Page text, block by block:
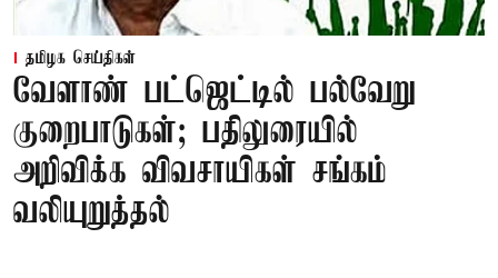
தமிழக செய்திகள்
வேளாண் பட்ஜெட்டில் பல்வேறு
குறைபாடுகள்; பதிலுரையில்
அறிவிக்க விவசாயிகள் சங்கம்
வலியுறுத்தல்